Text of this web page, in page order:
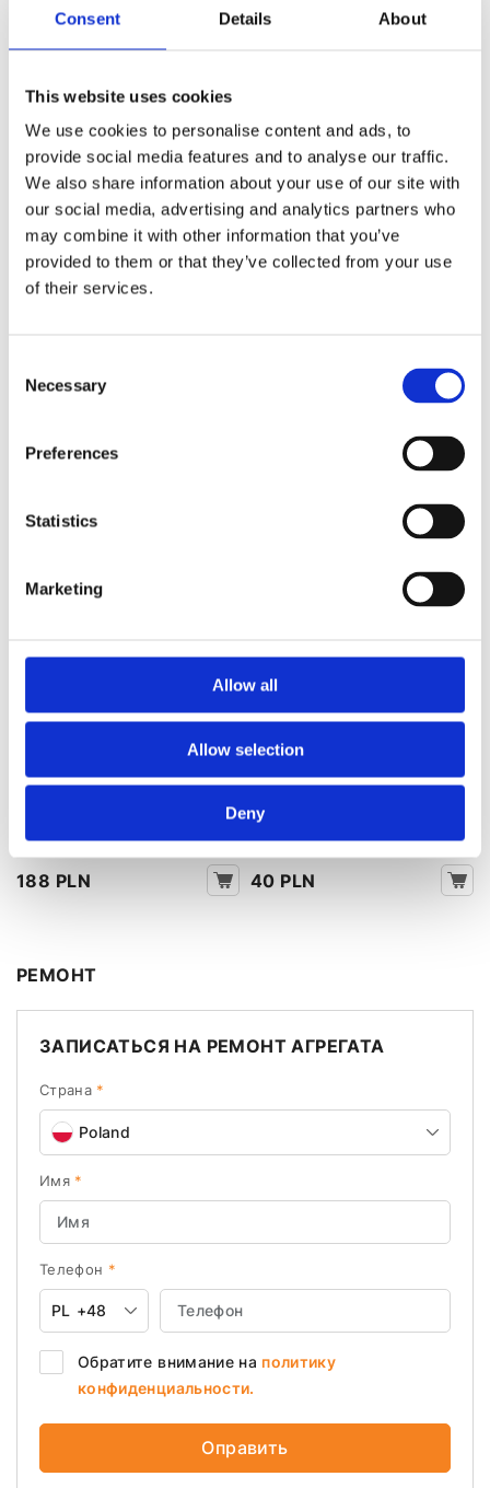
Consent Details About
This website uses cookies
We use cookies to personalise content and ads, to
provide social media features and to analyse our traffic.
We also share information about your use of our site with
our social media, advertising and analytics partners who
may combine it with other information that you’ve
provided to them or that they’ve collected from your use
of their services.
Selection
Necessary
Preferences
Statistics
Marketing
Allow all
Allow selection
Deny
Подшипник ЭУР опорный
Mercedes-Benz GLS X166 16-
19, Mercedes-Benz ML W166
11-15, BMW 5 F10-18 10-17
В наличии
163 PLN
Контактная группа ЭУР Ford
Galaxy 06-15, Ford Mondeo V
13-20, Ford Fusion 13-20
Ремень привода рейки ЭУР
В наличии
188 PLN
Защитная крышка рейки ЭУР
15-, Ford Mondeo V 13-20, Ford
Номер артикула:
В наличии
40 PLN
РЕМОНТ
ЗАПИСАТЬСЯ НА РЕМОНТ АГРЕГАТА
Страна *
Poland
Имя *
Телефон *
PL +48
Обратите внимание на политику
конфиденциальности.
Оправить